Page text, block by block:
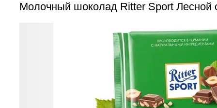
Молочный шоколад Ritter Sport Лесной